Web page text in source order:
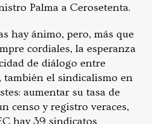
Palma a Cerosetenta.
hay ánimo, pero, más que
cordiales, la esperanza
de diálogo entre
también el sindicalismo en
aumentar su tasa de
censo y registro veraces,
hay 39 sindicatos